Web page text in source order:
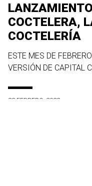
COCTELERA,
COCTELERÍA
ESTE MES DE
VERSIÓN DE CAPITAL
23 FEBRERO, 2022